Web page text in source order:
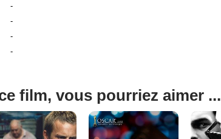
-
-
-
-
film, vous pourriez aimer ...